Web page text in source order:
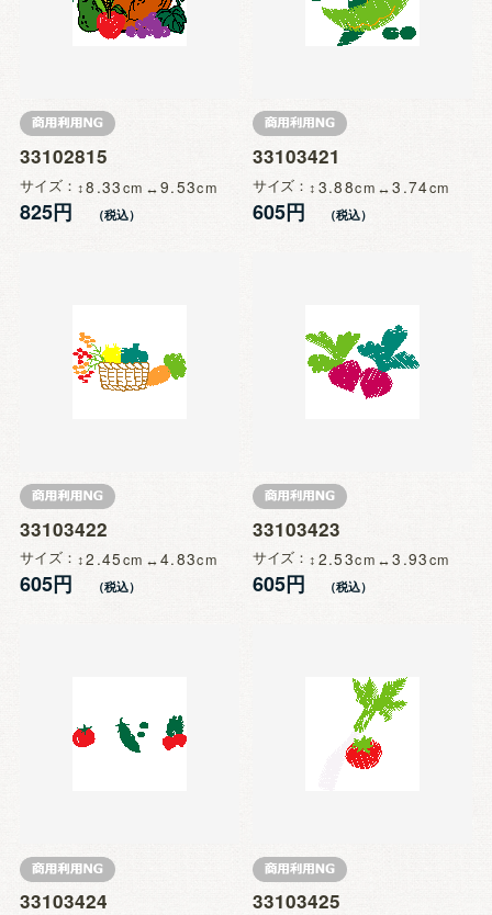
33102815
サイズ 8.33 9.53
825円
33103421
サイズ 3.88 3.74
605円
33103422
サイズ 2.45 4.83
605円
33103423
サイズ 2.53 3.93
605円
33103424 33103425